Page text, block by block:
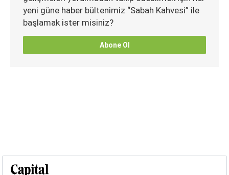
yeni güne haber bültenimiz “Sabah Kahvesi” ile
başlamak ister misiniz?
Abone Ol